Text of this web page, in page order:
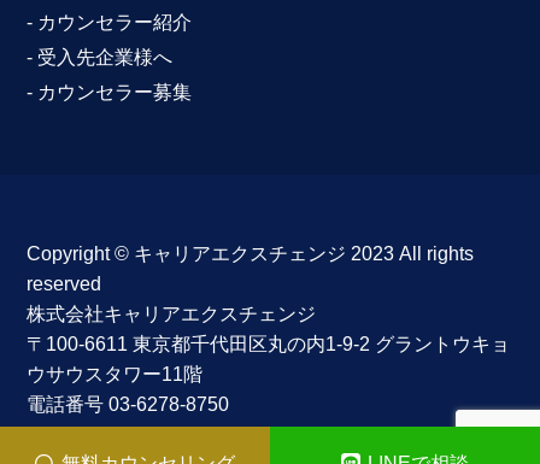
- カウンセラー紹介
- 受入先企業様へ
- カウンセラー募集
Copyright ©︎ キャリアエクスチェンジ 2023 All rights
reserved
株式会社キャリアエクスチェンジ
〒100-6611 東京都千代田区丸の内1-9-2 グラントウキョ
ウサウスタワー11階
電話番号 03-6278-8750